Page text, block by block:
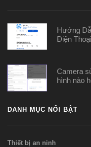
Hướng
Điện Thoại
Camera
hình nào
DANH MỤC NỔI BẬT
Thiết bị an ninh